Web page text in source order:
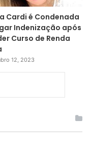
Cardi é Condenada
Indenização após
Curso de Renda
12, 2023